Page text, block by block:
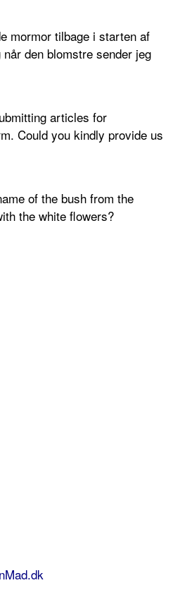
mormor tilbage i starten af
den blomstre sender jeg
articles for
Could you kindly provide us
of the bush from the
the white flowers?